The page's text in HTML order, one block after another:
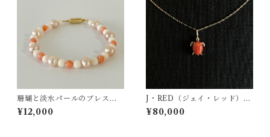
珊瑚と淡水パールのブレスレ
ット ts−18
¥12,000
J・RED（ジェイ・レッド）ペ
ンダント jr-09
¥80,000